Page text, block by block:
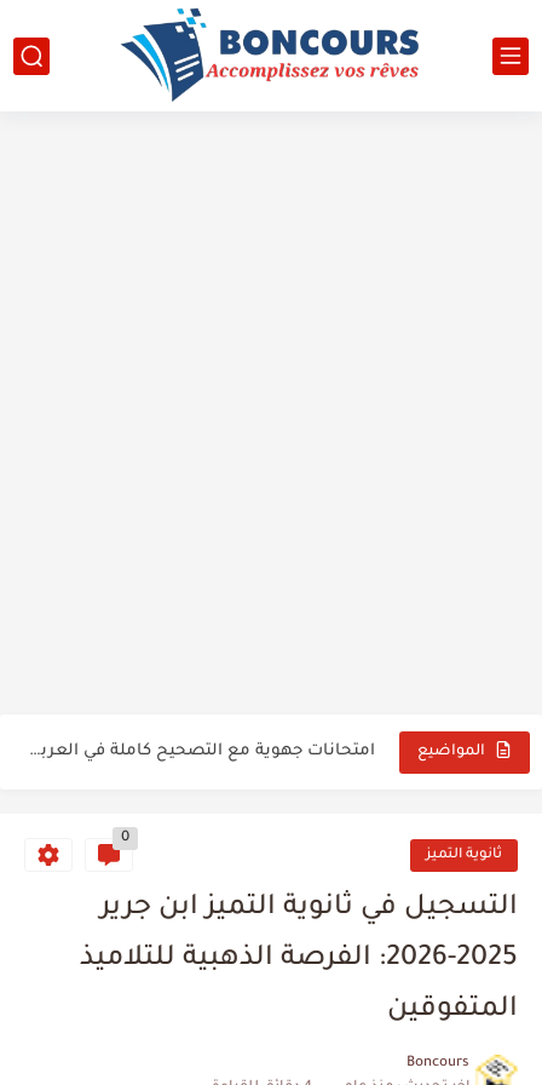
المواضيع امتحانات جهوية مع التصحيح كاملة في العربية للسنة الثالثة إعدادي...
نتائج الامتحان الكتابي مباراة التعليم دورة نونبر 2025
Tableau des pictogrammes chimiques
ثانوية التميز
0
التسجيل في ثانوية التميز ابن جرير
2025-2026: الفرصة الذهبية للتلاميذ
المتفوقين
Boncours